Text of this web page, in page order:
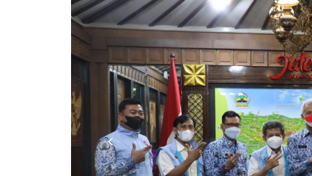
Previous